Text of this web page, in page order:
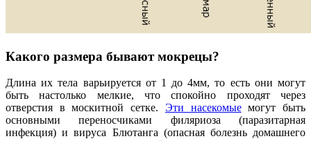
Какого размера бывают мокрецы?
Длина их тела варьируется от 1 до 4мм, то есть они могут
быть настолько мелкие, что спокойно проходят через
отверстия в москитной сетке. Эти насекомыемогут быть
основными переносчиками филяриоза (паразитарная
инфекция) и вируса Блютанга (опасная болезнь домашнего